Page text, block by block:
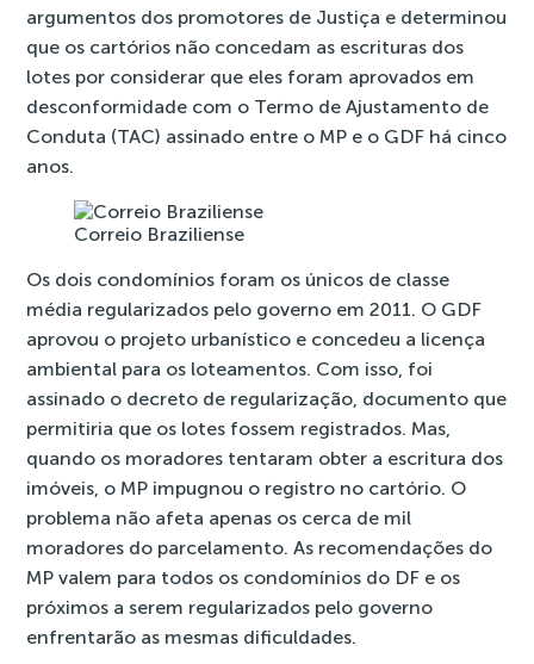
argumentos dos promotores de Justiça e determinou
que os cartórios não concedam as escrituras dos
lotes por considerar que eles foram aprovados em
desconformidade com o Termo de Ajustamento de
Conduta (TAC) assinado entre o MP e o GDF há cinco
anos.
Correio Braziliense
Os dois condomínios foram os únicos de classe
média regularizados pelo governo em 2011. O GDF
aprovou o projeto urbanístico e concedeu a licença
ambiental para os loteamentos. Com isso, foi
assinado o decreto de regularização, documento que
permitiria que os lotes fossem registrados. Mas,
quando os moradores tentaram obter a escritura dos
imóveis, o MP impugnou o registro no cartório. O
problema não afeta apenas os cerca de mil
moradores do parcelamento. As recomendações do
MP valem para todos os condomínios do DF e os
próximos a serem regularizados pelo governo
enfrentarão as mesmas dificuldades.